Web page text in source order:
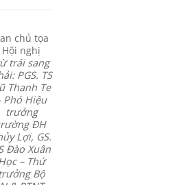
chủ tọa
Hội nghị
trái sang
PGS. TS
Thanh Te
Phó Hiệu
trưởng
ĐH
Lợi, GS.
Đào Xuân
– Thứ
Bộ